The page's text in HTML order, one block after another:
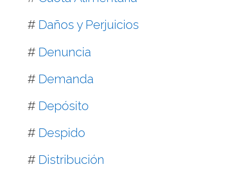
# Daños y Perjuicios
# Denuncia
# Demanda
# Depósito
# Despido
# Distribución